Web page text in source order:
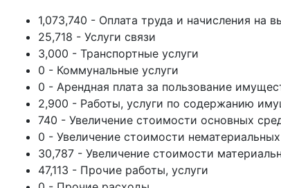
1,073,740 - Оплата труда и начисления на
25,718 - Услуги связи
3,000 - Транспортные услуги
0 - Коммунальные услуги
0 - Арендная плата за пользование
2,900 - Работы, услуги по содержанию
740 - Увеличение стоимости основных
0 - Увеличение стоимости
30,787 - Увеличение стоимости
47,113 - Прочие работы, услуги